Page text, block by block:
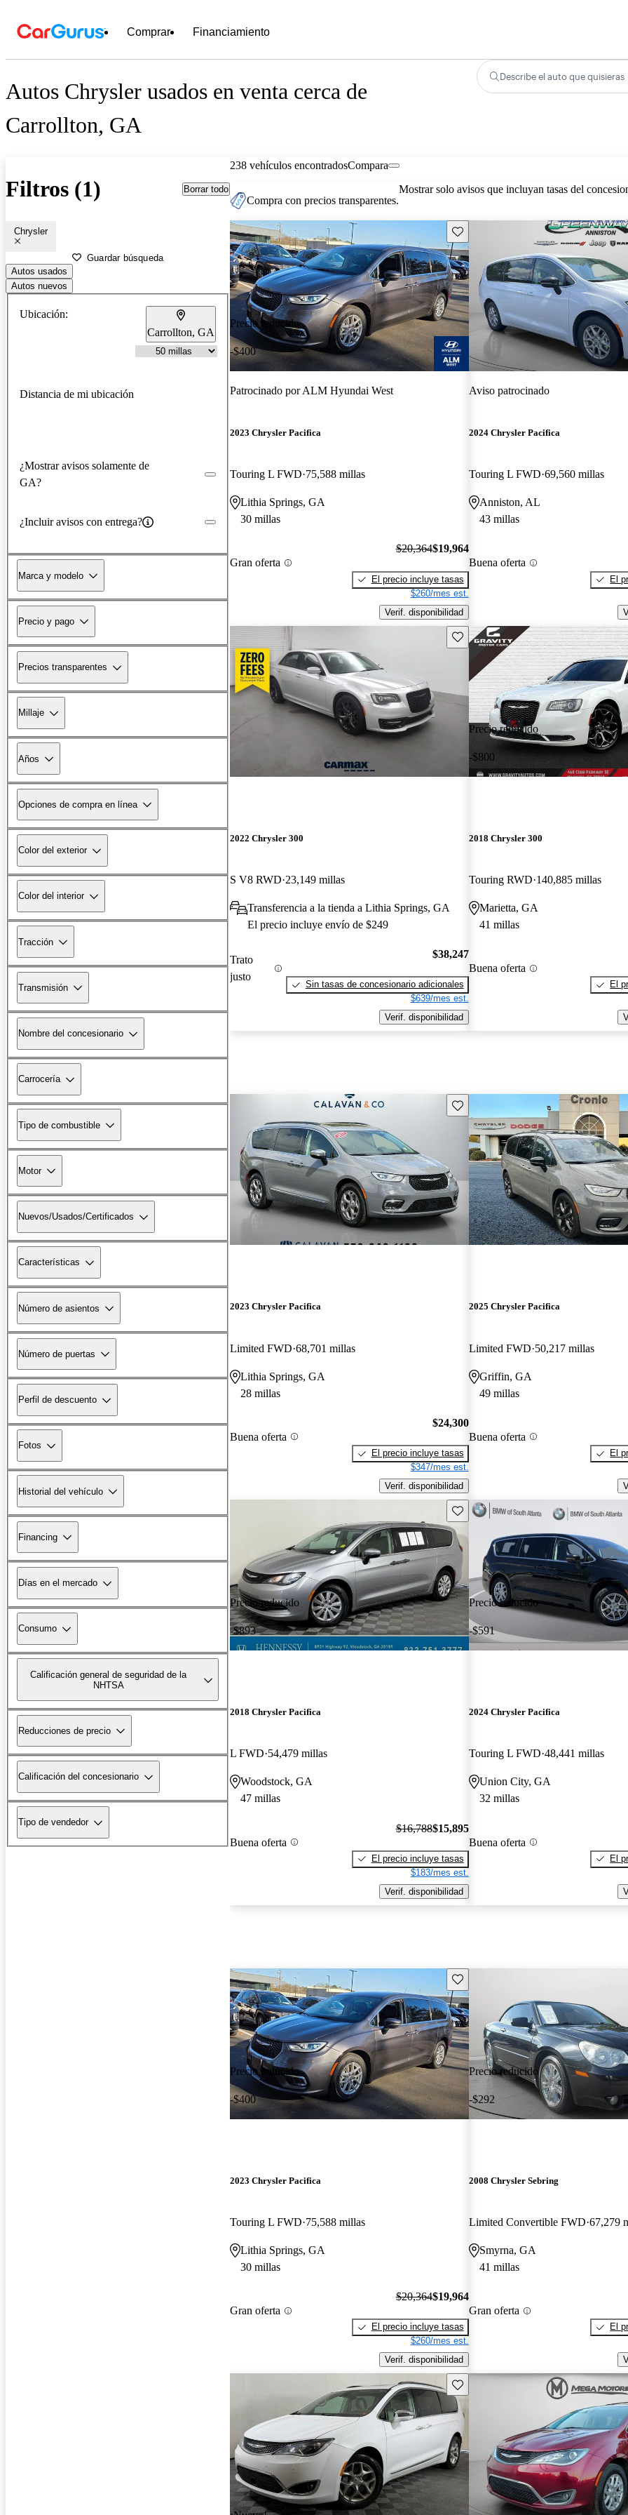
Comprar Financiamiento
Autos Chrysler usados en venta cerca de
Carrollton, GA
Describe el auto que quisieras
Filtros (1) Borrar todo
Chrysler
Guardar búsqueda
Autos usados
Autos nuevos
Ubicación:
Carrollton, GA
Distancia de mi ubicación
¿Mostrar avisos solamente de
GA?
¿Incluir avisos con entrega?
Marca y modelo
Precio y pago
Precios transparentes
Millaje
Años
Opciones de compra en línea
Color del exterior
Color del interior
Tracción
Transmisión
Nombre del concesionario
Carrocería
Tipo de combustible
Motor
Nuevos/Usados/Certificados
Características
Número de asientos
Número de puertas
Perfil de descuento
Fotos
Historial del vehículo
Financing
Días en el mercado
Consumo
Calificación general de seguridad de la
NHTSA
Reducciones de precio
Calificación del concesionario
Tipo de vendedor
238 vehículos encontradosCompara
Compra con precios transparentes.
Mostrar solo avisos que incluyan tasas del
Precio reducido
-$400
Guarda este Aviso
Patrocinado porALM Hyundai West
2023 Chrysler Pacifica
Touring L FWD 75,588 millas
Lithia Springs, GA
30 millas
Gran oferta
$20,364$19,964
El precio incluye tasas
$260/mes est.
Verif. disponibilidad
Aviso patrocinado
2024 Chrysler Pacifica
Touring L FWD 69,560 millas
Anniston, AL
43 millas
Buena oferta
El
Guarda este Aviso
2022 Chrysler 300
S V8 RWD 23,149 millas
Transferencia a la tienda a Lithia Springs, GA
El precio incluye envío de $249
Trato
justo
$38,247
Sin tasas de concesionario adicionales
$639/mes est.
Verif. disponibilidad
Precio reducido
-$800
2018 Chrysler 300
Touring RWD 140,885 millas
Marietta, GA
41 millas
Buena oferta
El
Guarda este Aviso
2023 Chrysler Pacifica
Limited FWD 68,701 millas
Lithia Springs, GA
28 millas
Buena oferta
$24,300
El precio incluye tasas
$347/mes est.
Verif. disponibilidad
2025 Chrysler Pacifica
Limited FWD 50,217 millas
Griffin, GA
49 millas
Buena oferta
El
Precio reducido
-$893
Guarda este Aviso
2018 Chrysler Pacifica
L FWD 54,479 millas
Woodstock, GA
47 millas
Buena oferta
$16,788$15,895
El precio incluye tasas
$183/mes est.
Verif. disponibilidad
Precio reducido
-$591
2024 Chrysler Pacifica
Touring L FWD 48,441 millas
Union City, GA
32 millas
Buena oferta
El
Precio reducido
-$400
Guarda este Aviso
2023 Chrysler Pacifica
Touring L FWD 75,588 millas
Lithia Springs, GA
30 millas
Gran oferta
$20,364$19,964
El precio incluye tasas
$260/mes est.
Verif. disponibilidad
Precio reducido
-$292
2008 Chrysler Sebring
Limited Convertible FWD 67,279
Smyrna, GA
41 millas
Gran oferta
El
Guarda este Aviso